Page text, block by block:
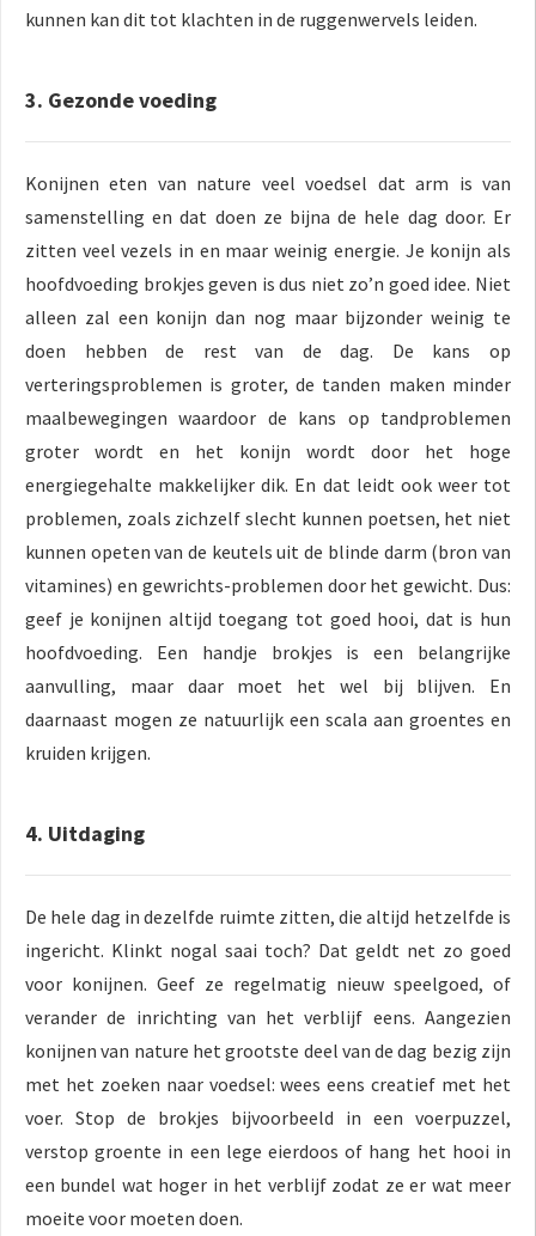
kunnen kan dit tot klachten in de ruggenwervels leiden.
3. Gezonde voeding
Konijnen eten van nature veel voedsel dat arm is van
samenstelling en dat doen ze bijna de hele dag door. Er
zitten veel vezels in en maar weinig energie. Je konijn als
hoofdvoeding brokjes geven is dus niet zo’n goed idee. Niet
alleen zal een konijn dan nog maar bijzonder weinig te
doen hebben de rest van de dag. De kans op
verteringsproblemen is groter, de tanden maken minder
maalbewegingen waardoor de kans op tandproblemen
groter wordt en het konijn wordt door het hoge
energiegehalte makkelijker dik. En dat leidt ook weer tot
problemen, zoals zichzelf slecht kunnen poetsen, het niet
kunnen opeten van de keutels uit de blinde darm (bron van
vitamines) en gewrichts-problemen door het gewicht. Dus:
geef je konijnen altijd toegang tot goed hooi, dat is hun
hoofdvoeding. Een handje brokjes is een belangrijke
aanvulling, maar daar moet het wel bij blijven. En
daarnaast mogen ze natuurlijk een scala aan groentes en
kruiden krijgen.
4. Uitdaging
De hele dag in dezelfde ruimte zitten, die altijd hetzelfde is
ingericht. Klinkt nogal saai toch? Dat geldt net zo goed
voor konijnen. Geef ze regelmatig nieuw speelgoed, of
verander de inrichting van het verblijf eens. Aangezien
konijnen van nature het grootste deel van de dag bezig zijn
met het zoeken naar voedsel: wees eens creatief met het
voer. Stop de brokjes bijvoorbeeld in een voerpuzzel,
verstop groente in een lege eierdoos of hang het hooi in
een bundel wat hoger in het verblijf zodat ze er wat meer
moeite voor moeten doen.